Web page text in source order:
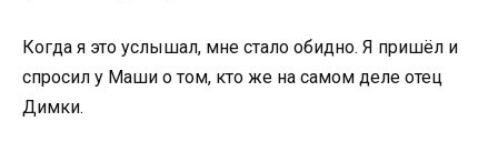
Когда я это услышал, мне стало обидно. Я пришёл и
спросил у Маши о том, кто же на самом деле отец
Димки.